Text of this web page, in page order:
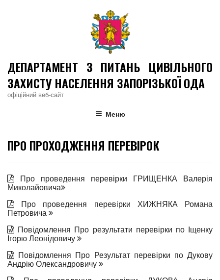
ДЕПАРТАМЕНТ З ПИТАНЬ ЦИВІЛЬНОГО
ЗАХИСТУ НАСЕЛЕННЯ ЗАПОРІЗЬКОЇ ОДА
офіційний веб-сайт
Меню
ПРО ПРОХОДЖЕННЯ ПЕРЕВІРОК
Про проведення перевірки ГРИЩЕНКА Валерія
Миколайовича
Про проведення перевірки ХИЖНЯКА Романа
Петровича
Повідомлення Про результати перевірки по Іщенку
Ігорю Леонідовичу
Повідомлення Про Результат перевірки по Дукову
Андрію Олександровичу